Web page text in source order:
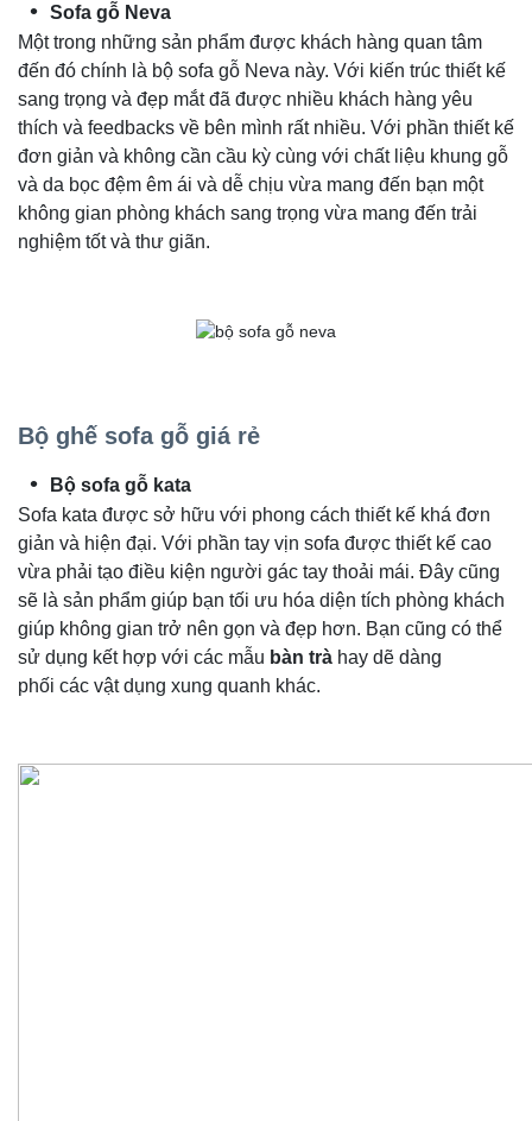
Sofa gỗ Neva
Một trong những sản phẩm được khách hàng quan tâm
đến đó chính là bộ sofa gỗ Neva này. Với kiến trúc thiết kế
sang trọng và đẹp mắt đã được nhiều khách hàng yêu
thích và feedbacks về bên mình rất nhiều. Với phần thiết kế
đơn giản và không cần cầu kỳ cùng với chất liệu khung gỗ
và da bọc đệm êm ái và dễ chịu vừa mang đến bạn một
không gian phòng khách sang trọng vừa mang đến trải
nghiệm tốt và thư giãn.
Bộ ghế sofa gỗ giá rẻ
Bộ sofa gỗ kata
Sofa kata được sở hữu với phong cách thiết kế khá đơn
giản và hiện đại. Với phần tay vịn sofa được thiết kế cao
vừa phải tạo điều kiện người gác tay thoải mái. Đây cũng
sẽ là sản phẩm giúp bạn tối ưu hóa diện tích phòng khách
giúp không gian trở nên gọn và đẹp hơn. Bạn cũng có thể
sử dụng kết hợp với các mẫu bàn trà hay dẽ dàng
phối các vật dụng xung quanh khác.